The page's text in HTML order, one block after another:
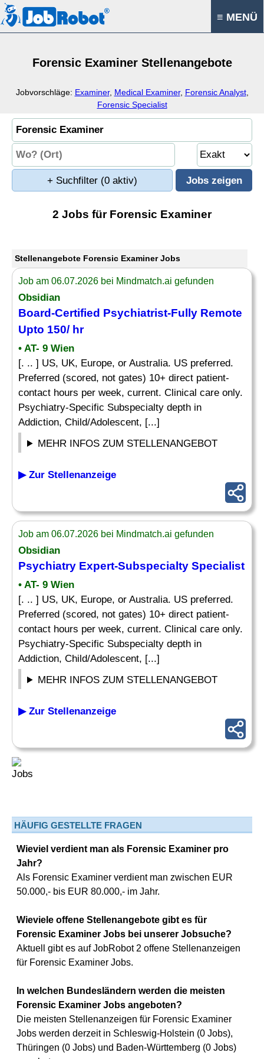
≡ MENÜ
Forensic Examiner Stellenangebote
Jobvorschläge: Examiner, Medical Examiner, Forensic Analyst,
Forensic Specialist
+ Suchfilter (0 aktiv)
2 Jobs für Forensic Examiner
Stellenangebote Forensic Examiner Jobs
Job am 06.07.2026 bei Mindmatch.ai gefunden
Obsidian
Board-Certified Psychiatrist-Fully Remote
Upto 150/ hr
• AT- 9 Wien
[. .. ] US, UK, Europe, or Australia. US preferred.
Preferred (scored, not gates) 10+ direct patient-
contact hours per week, current. Clinical care only.
Psychiatry-Specific Subspecialty depth in
Addiction, Child/Adolescent, [...]
MEHR INFOS ZUM STELLENANGEBOT
▶ Zur Stellenanzeige
Job am 06.07.2026 bei Mindmatch.ai gefunden
Obsidian
Psychiatry Expert-Subspecialty Specialist
• AT- 9 Wien
[. .. ] US, UK, Europe, or Australia. US preferred.
Preferred (scored, not gates) 10+ direct patient-
contact hours per week, current. Clinical care only.
Psychiatry-Specific Subspecialty depth in
Addiction, Child/Adolescent, [...]
MEHR INFOS ZUM STELLENANGEBOT
▶ Zur Stellenanzeige
HÄUFIG GESTELLTE FRAGEN
Wieviel verdient man als Forensic Examiner pro
Jahr?
Als Forensic Examiner verdient man zwischen EUR
50.000,- bis EUR 80.000,- im Jahr.
Wieviele offene Stellenangebote gibt es für
Forensic Examiner Jobs bei unserer Jobsuche?
Aktuell gibt es auf JobRobot 2 offene Stellenanzeigen
für Forensic Examiner Jobs.
In welchen Bundesländern werden die meisten
Forensic Examiner Jobs angeboten?
Die meisten Stellenanzeigen für Forensic Examiner
Jobs werden derzeit in Schleswig-Holstein (0 Jobs),
Thüringen (0 Jobs) und Baden-Württemberg (0 Jobs)